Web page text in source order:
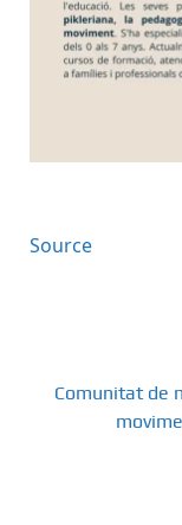
Source
Comunitat de